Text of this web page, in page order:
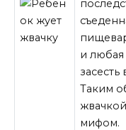
и
Таким
мифом.